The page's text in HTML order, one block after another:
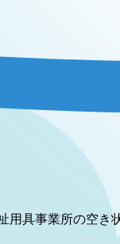
用具事業所の空